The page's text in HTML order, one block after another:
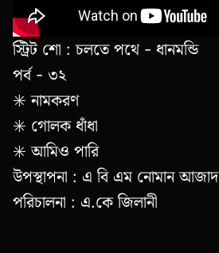
স্ট্রিট শো : চলতে পথে - ধানমন্ডি
পর্ব - ৩২
✳️ নামকরণ
✳️ গোলক ধাঁধা
✳️ আমিও পারি
উপস্থাপনা : এ বি এম নোমান আজাদ
পরিচালনা : এ.কে জিলানী